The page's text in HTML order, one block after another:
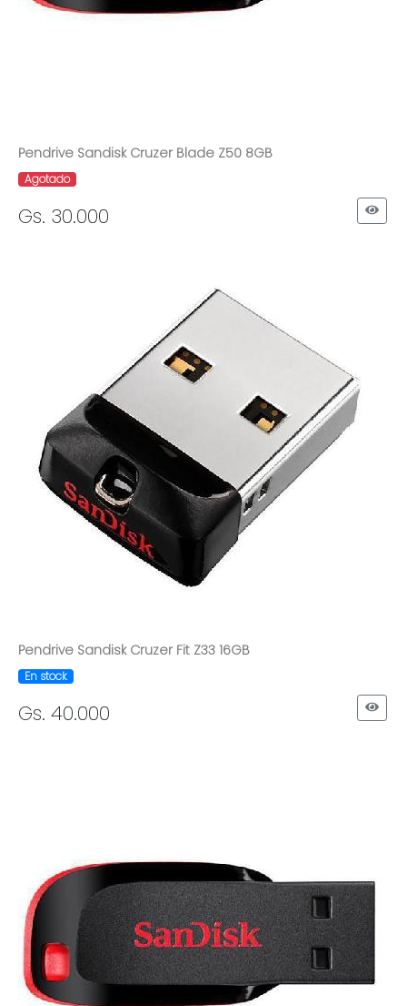
Pendrive Sandisk Cruzer Blade Z50 8GB
Agotado
Gs. 30.000
Pendrive Sandisk Cruzer Fit Z33 16GB
En stock
Gs. 40.000